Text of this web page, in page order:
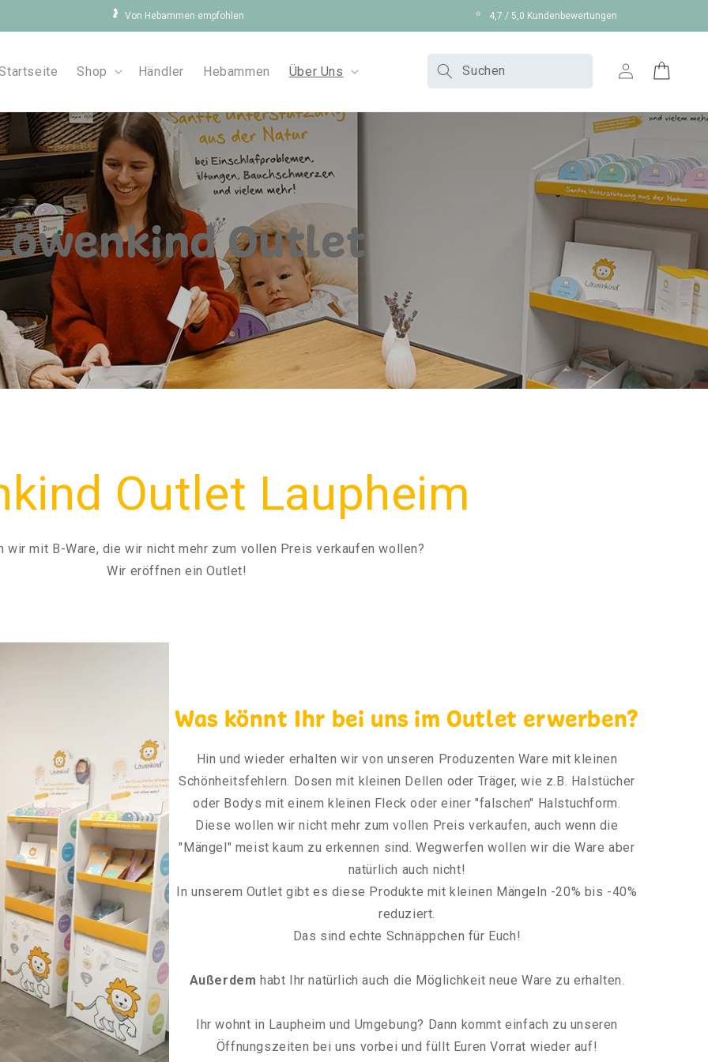
🤰 Von Hebammen empfohlen ⭐ 4,7 / 5,0 Kundenbewertungen
Shop Händler Hebammen Über Uns Suchen EinloggenWarenkorb
Outlet
Outlet Laupheim
wir mit B-Ware, die wir nicht mehr zum vollen Preis verkaufen wollen?
Wir eröffnen ein Outlet!
Was könnt Ihr bei uns im Outlet erwerben?
Hin und wieder erhalten wir von unseren Produzenten Ware mit kleinen
Schönheitsfehlern. Dosen mit kleinen Dellen oder Träger, wie z.B. Halstücher
oder Bodys mit einem kleinen Fleck oder einer "falschen" Halstuchform.
Diese wollen wir nicht mehr zum vollen Preis verkaufen, auch wenn die
"Mängel" meist kaum zu erkennen sind. Wegwerfen wollen wir die Ware aber
natürlich auch nicht!
In unserem Outlet gibt es diese Produkte mit kleinen Mängeln -20% bis -40%
reduziert.
Das sind echte Schnäppchen für Euch!
Außerdem habt Ihr natürlich auch die Möglichkeit neue Ware zu erhalten.
Ihr wohnt in Laupheim und Umgebung? Dann kommt einfach zu unseren
Öffnungszeiten bei uns vorbei und füllt Euren Vorrat wieder auf!